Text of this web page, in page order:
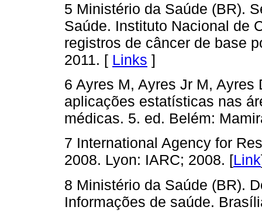
5 Ministério da Saúde (BR).
Saúde. Instituto Nacional de
registros de câncer de base
2011. [ Links ]
6 Ayres M, Ayres Jr M,
aplicações estatísticas nas
médicas. 5. ed. Belém:
7 International Agency for
2008. Lyon: IARC; 2008. [Link
8 Ministério da Saúde (BR).
Informações de saúde.